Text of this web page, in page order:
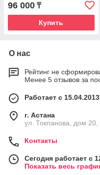
96 000 ₸
Купить
О нас
Рейтинг не
Менее 5 отзывов за
Работает с 15.04.2013
г. Астана
ул. Токпанова, дом
Контакты
Сегодня работает с
Показать весь